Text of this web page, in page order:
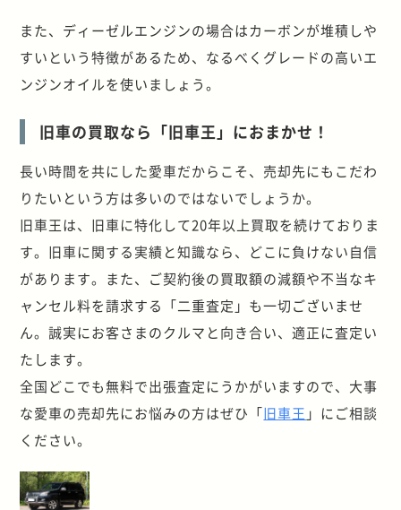
また、ディーゼルエンジンの場合はカーボンが堆積しや
すいという特徴があるため、なるべくグレードの高いエ
ンジンオイルを使いましょう。
旧車の買取なら「旧車王」におまかせ！
長い時間を共にした愛車だからこそ、売却先にもこだわ
りたいという方は多いのではないでしょうか。
旧車王は、旧車に特化して20年以上買取を続けておりま
す。旧車に関する実績と知識なら、どこに負けない自信
があります。また、ご契約後の買取額の減額や不当なキ
ャンセル料を請求する「二重査定」も一切ございませ
ん。誠実にお客さまのクルマと向き合い、適正に査定い
たします。
全国どこでも無料で出張査定にうかがいますので、大事
な愛車の売却先にお悩みの方はぜひ「旧車王 」にご相談
ください。